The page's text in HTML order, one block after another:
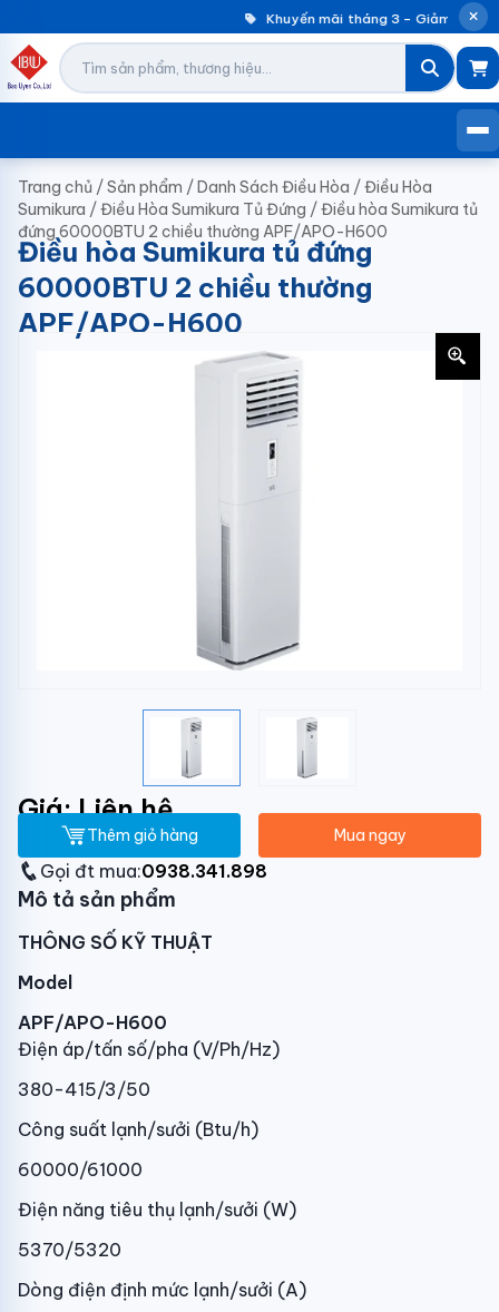
Khuyến mãi tháng 3 – Giảm đến
Trang chủ /Sản phẩm /Danh Sách Điều Hòa /Điều Hòa
Sumikura /Điều Hòa Sumikura Tủ Đứng /Điều hòa Sumikura tủ
đứng 60000BTU 2 chiều thường APF/APO-H600
Điều hòa Sumikura tủ đứng
60000BTU 2 chiều thường
APF/APO-H600
Giá: Liên hệ
Thêm giỏ hàng Mua ngay
Gọi đt mua:0938.341.898
Mô tả sản phẩm
THÔNG SỐ KỸ THUẬT
Model
APF/APO-H600
Điện áp/tấn số/pha (V/Ph/Hz)
380-415/3/50
Công suất lạnh/sưởi (Btu/h)
60000/61000
Điện năng tiêu thụ lạnh/sưởi (W)
5370/5320
Dòng điện định mức lạnh/sưởi (A)